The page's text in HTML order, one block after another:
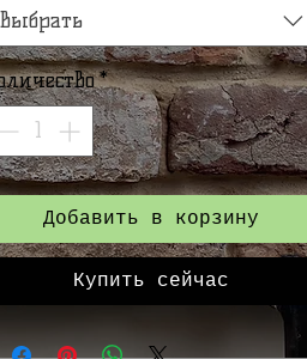
Выбрать
*
Добавить в корзину
Купить сейчас